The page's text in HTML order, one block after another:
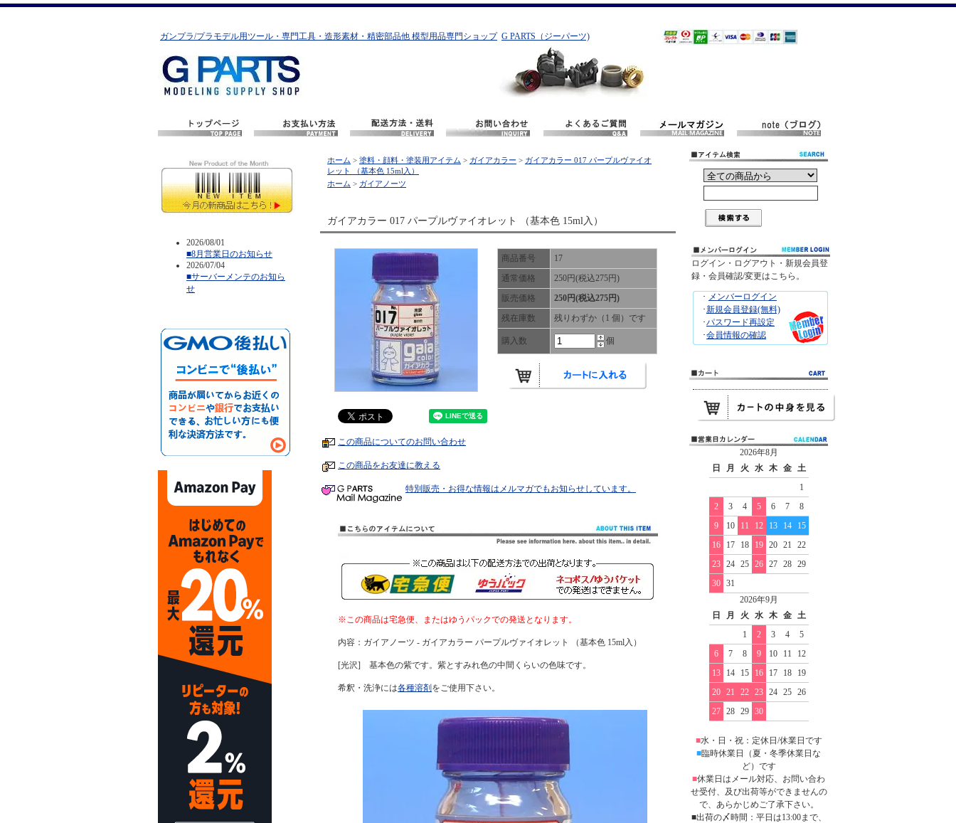
ガンプラ/プラモデル用ツール・専門工具・造形素材・精密部品他 模型用品専門ショップ G PARTS（ジーパーツ)
2026/08/01
■8月営業日のお知らせ
2026/07/04
■サーバーメンテのお知ら
せ
ホーム > 塗料・顔料・塗装用アイテム > ガイアカラー > ガイアカラー 017 パープルヴァイオ
レット （基本色 15ml入）
ホーム > ガイアノーツ
ガイアカラー 017 パープルヴァイオレット （基本色 15ml入）
商品番号
17
通常価格
250円(税込275円)
販売価格
250円(税込275円)
残在庫数
残りわずか（1 個）です
購入数 個
この商品についてのお問い合わせ
この商品をお友達に教える
特別販売・お得な情報はメルマガでもお知らせしています。
※この商品は宅急便、またはゆうパックでの発送となります。
内容：ガイアノーツ - ガイアカラー パープルヴァイオレット （基本色 15ml入）
[光沢] 基本色の紫です。紫とすみれ色の中間くらいの色味です。
希釈・洗浄には各種溶剤をご使用下さい。
ログイン・ログアウト・新規会員登
録・会員確認/変更はこちら。
･ メンバーログイン
･新規会員登録(無料)
･パスワード再設定
･会員情報の確認
2026年8月
日
月 火 水 木 金
土
1
2
3 4 5 6 7
8
9
10 11 12 13 14
15
16
17 18 19 20 21
22
23
24 25 26 27 28
29
30
31
2026年9月
日
月 火 水 木 金
土
1
2 3 4
5
6
7 8 9 10 11
12
13
14 15 16 17 18
19
20
21 22 23 24 25
26
27
28 29 30
■水・日・祝：定休日/休業日です
■臨時休業日（夏・冬季休業日な
ど）です
■休業日はメール対応、お問い合わ
せ受付、及び出荷等ができませんの
で、あらかじめご了承下さい。
■出荷の〆時間：平日は13:00まで、